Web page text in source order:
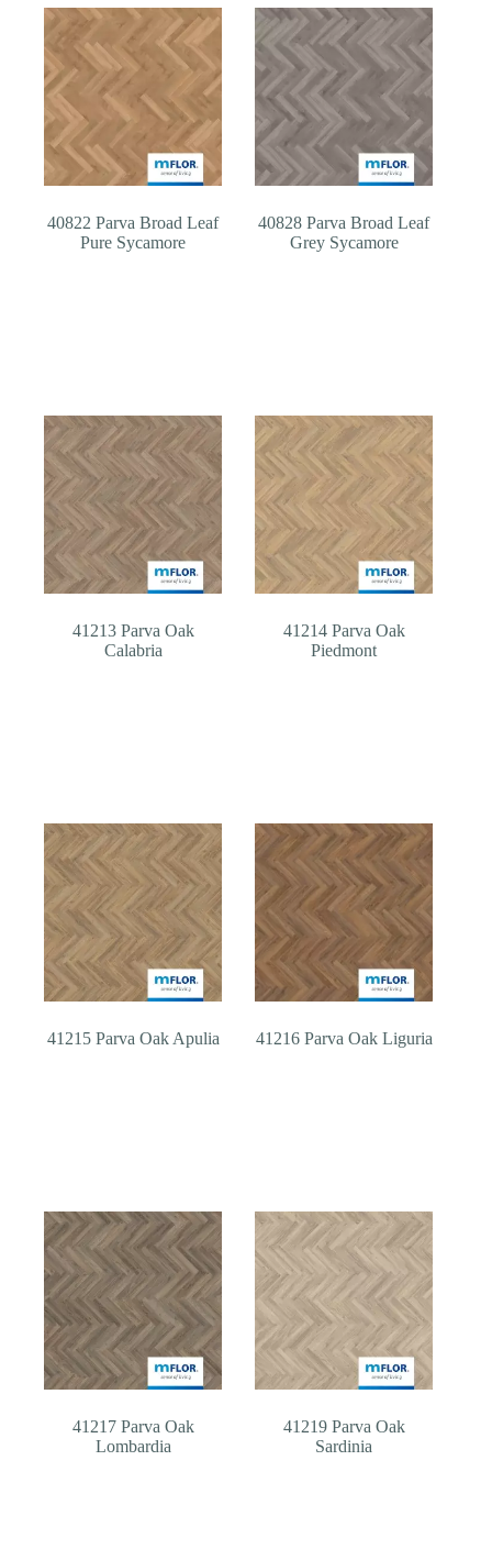
40822 Parva Broad Leaf
Pure Sycamore
40828 Parva Broad Leaf
Grey Sycamore
41213 Parva Oak
Calabria
41214 Parva Oak
Piedmont
41215 Parva Oak Apulia 41216 Parva Oak Liguria
41217 Parva Oak
Lombardia
41219 Parva Oak
Sardinia